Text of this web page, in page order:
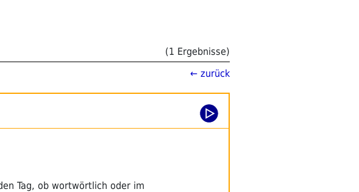
(1 Ergebnisse)
← zurück
Tag, ob wortwörtlich oder im